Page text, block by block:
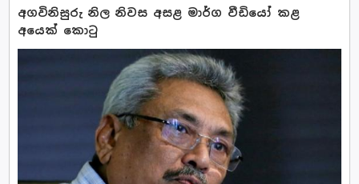
අගවිනිසුරු නිල නිවස අසළ මාර්ග වීඩියෝ කළ
අයෙක් කොටු